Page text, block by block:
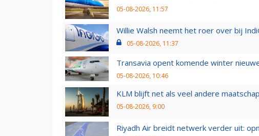
05-08-2026, 11:57
Willie Walsh neemt het roer over bij
05-08-2026, 11:37
Transavia opent komende winter
05-08-2026, 10:46
KLM blijft net als veel andere
05-08-2026, 9:00
Riyadh Air breidt netwerk verder uit: